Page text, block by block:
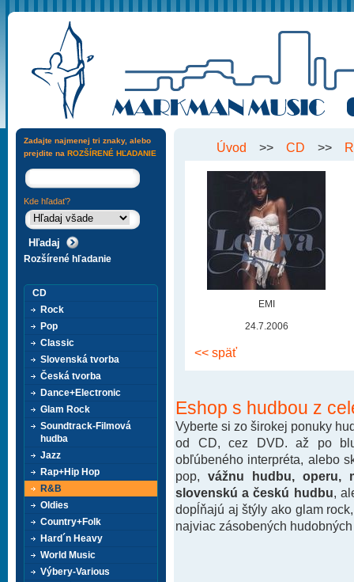
Úvod >> CD >>
EMI
24.7.2006
<< späť
Eshop s hudbou z
Vyberte si zo širokej ponuky
od CD, cez DVD. až po
obľúbeného interpréta, alebo
pop, vážnu hudbu, operu,
slovenskú a českú hudbu ,
dopĺňajú aj štýly ako glam
najviac zásobených
Zadajte najmenej tri znaky, alebo
prejdite na ROZŠÍRENÉ HĽADANIE
Kde hľadať?
Rozšírené hľadanie
CD
Rock
Pop
Classic
Slovenská tvorba
Česká tvorba
Dance+Electronic
Glam Rock
Soundtrack-Filmová
hudba
Jazz
Rap+Hip Hop
R&B
Oldies
Country+Folk
Hard´n Heavy
World Music
Výbery-Various